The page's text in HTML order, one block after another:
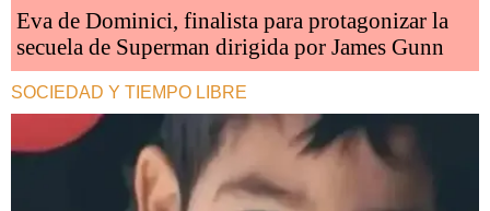
Eva de Dominici, finalista para protagonizar la
secuela de Superman dirigida por James Gunn
SOCIEDAD Y TIEMPO LIBRE